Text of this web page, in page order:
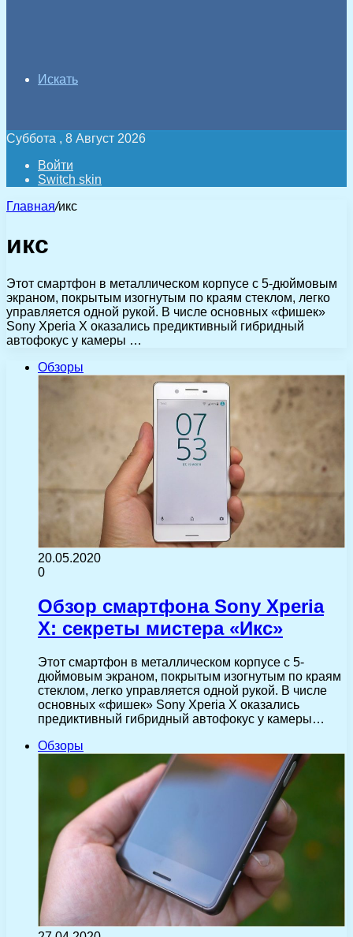
Искать
Суббота , 8 Август 2026
Войти
Switch skin
Главная/икс
икс
Этот смартфон в металлическом корпусе с 5-дюймовым
экраном, покрытым изогнутым по краям стеклом, легко
управляется одной рукой. В числе основных «фишек»
Sony Xperia X оказались предиктивный гибридный
автофокус у камеры …
Обзоры
20.05.2020
0
Обзор смартфона Sony Xperia
X: секреты мистера «Икс»
Этот смартфон в металлическом корпусе с 5-
дюймовым экраном, покрытым изогнутым по краям
стеклом, легко управляется одной рукой. В числе
основных «фишек» Sony Xperia X оказались
предиктивный гибридный автофокус у камеры…
Обзоры